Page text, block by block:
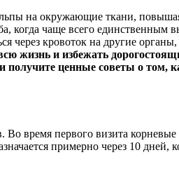
на окружающие ткани,
когда чаще всего единственным
через кровоток на другие
жизнь и избежать
и получите ценные советы о том,
Во время первого визита
примерно через 10